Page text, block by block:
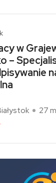
w
–
27